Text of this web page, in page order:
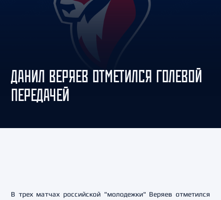
ДАНИЛ ВЕРЯЕВ ОТМЕТИЛСЯ ГОЛЕВОЙ
ПЕРЕДАЧЕЙ
В трех матчах российской "молодежки" Веряев отметился